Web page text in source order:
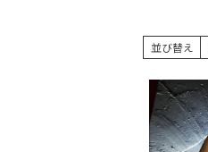
並び替え